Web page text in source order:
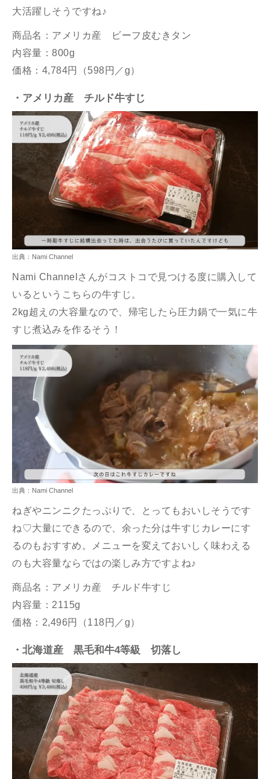
大活躍しそうですね♪
商品名：アメリカ産 ビーフ皮むきタン
内容量：800g
価格：4,784円（598円／g）
・アメリカ産 チルド牛すじ
出典：Nami Channel
Nami Channel さんがコストコで見つける度に購入して
いるというこちらの牛すじ。
2kg超えの大容量なので、帰宅したら圧力鍋で一気に牛
すじ煮込みを作るそう！
出典：Nami Channel
ねぎやニンニクたっぷりで、とってもおいしそうです
ね♡大量にできるので、余った分は牛すじカレーにす
るのもおすすめ。メニューを変えておいしく味わえる
のも大容量ならではの楽しみ方ですよね♪
商品名：アメリカ産 チルド牛すじ
内容量：2115g
価格：2,496円（118円／g）
・北海道産 黒毛和牛4等級 切落し